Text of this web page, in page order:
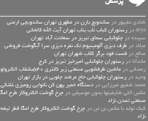
شادی علیپور در ساندویچ بارن در مطهری تهران ساندویچی ارمنی
arya در
رستوران کباب ناب بناب تهران آیت الله کاشانی
سپیده در چلوکبابی سماق تبریز در سعادت آباد تهران
میلاد در ظرف دیزی آلومینیوم تک نفره دیزی سرا آبگوشت فروشی
صالح در فست فود برگر کلاب شهران تهران
ماندانا در رستوران چلوکبابی امیرخیز تبریز در کرج
رمضانی در ماشین ظرفشویی صنعتی زیر کانتری 540بشقاب الکترولوکس
وحید در رستوران چلوکبابی حاج مرشد چلویی در بازار تهران
محمد شفیق میرزایی در دستگاه خمیر پهن کن نانوایی رومیزی غلتکی
عكس اللي شايفينها بدون موسيقى در
صنعتی تمدن نژاد
کیک تولد با عکس بن تن در
نژاد